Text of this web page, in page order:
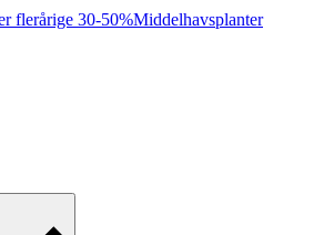
flerårige 30-50%Middelhavsplanter